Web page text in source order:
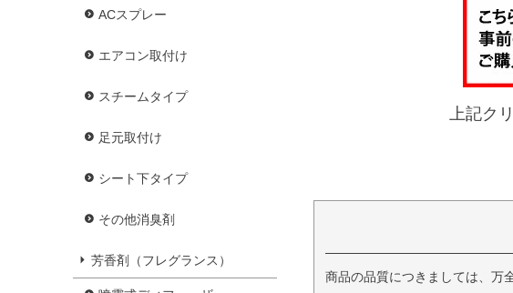
ACスプレー
エアコン取付け
スチームタイプ
足元取付け
シート下タイプ
その他消臭剤
芳香剤（フレグランス）
上記ク
商品の品質につきましては、万